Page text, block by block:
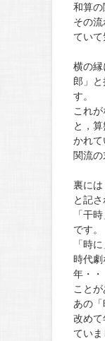
和算の
その
ていて
横の
郎」
す。
これ
と，
かれて
関流の
裏には
と記さ
「干
です。
「時
時代劇
年・・
ことが
あの「
改めて
てい